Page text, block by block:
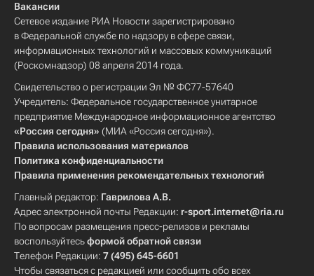
Вакансии
Сетевое издание РИА Новости зарегистрировано
в Федеральной службе по надзору в сфере связи,
информационных технологий и массовых коммуникаций
(Роскомнадзор) 08 апреля 2014 года.
Свидетельство о регистрации Эл № ФС77-57640
Учредитель: Федеральное государственное унитарное
предприятие Международное информационное агентство
«Россия сегодня» (МИА «Россия сегодня»).
Правила использования материалов
Политика конфиденциальности
Правила применения рекомендательных технологий
Главный редактор: Гаврилова А.В.
Адрес электронной почты Редакции: r-sport.internet@ria.ru
По вопросам размещения пресс-релизов и рекламы
воспользуйтесьформой обратной связи
Телефон Редакции: 7 (495) 645-6601
Чтобы связаться с редакцией или сообщить обо всех